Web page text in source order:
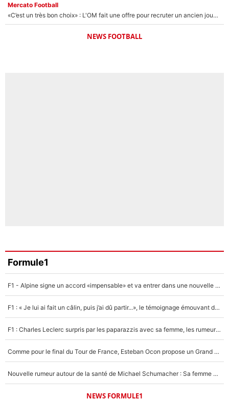
Mercato Football
«C’est un très bon choix» : L'OM fait une offre pour recruter un ancien joueur du PSG... et c'est validé dans l'After Foot !
NEWS FOOTBALL
Formule1
F1 - Alpine signe un accord «impensable» et va entrer dans une nouvelle dimension : Grande nouvelle pour Pierre Gasly !
F1 : « Je lui ai fait un câlin, puis j’ai dû partir...», le témoignage émouvant de Max Verstappen sur sa fille
F1 : Charles Leclerc surpris par les paparazzis avec sa femme, les rumeurs étaient vraies !
Comme pour le final du Tour de France, Esteban Ocon propose un Grand Prix de Formule 1 à Paris : «Autour de l’Arc de Triomphe, ce serait génial» !
Nouvelle rumeur autour de la santé de Michael Schumacher : Sa femme Corinna sort du silence
NEWS FORMULE1